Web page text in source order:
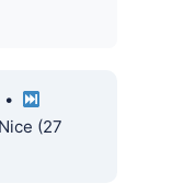
(27